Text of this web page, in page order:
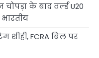
के बाद वर्ल्ड U20
शीही, FCRA बिल पर